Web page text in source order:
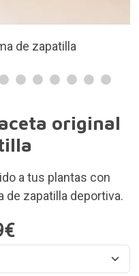
plantas
original
a tus plantas con
de zapatilla deportiva.